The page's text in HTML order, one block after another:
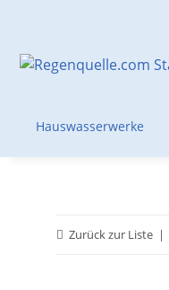
Hauswasserwerke
Zurück zur Liste